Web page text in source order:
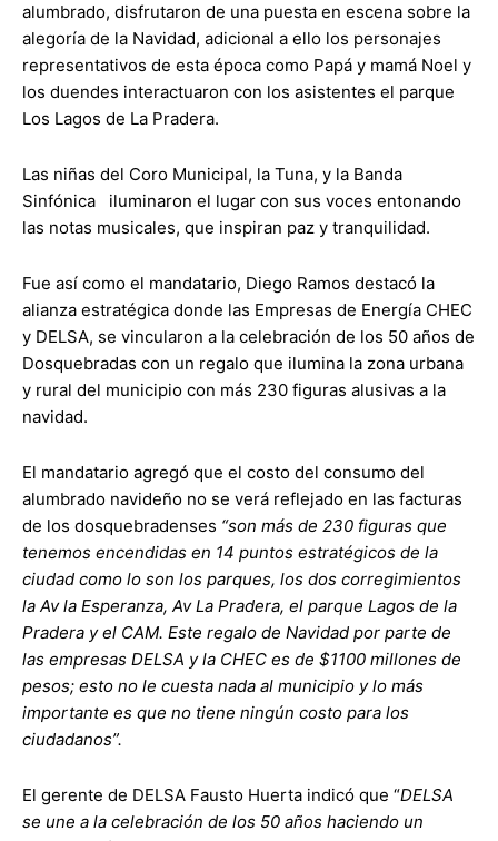
alumbrado, disfrutaron de una puesta en escena sobre la
alegoría de la Navidad, adicional a ello los personajes
representativos de esta época como Papá y mamá Noel y
los duendes interactuaron con los asistentes el parque
Los Lagos de La Pradera.
Las niñas del Coro Municipal, la Tuna, y la Banda
Sinfónica iluminaron el lugar con sus voces entonando
las notas musicales, que inspiran paz y tranquilidad.
Fue así como el mandatario, Diego Ramos destacó la
alianza estratégica donde las Empresas de Energía CHEC
y DELSA, se vincularon a la celebración de los 50 años de
Dosquebradas con un regalo que ilumina la zona urbana
y rural del municipio con más 230 figuras alusivas a la
navidad.
El mandatario agregó que el costo del consumo del
alumbrado navideño no se verá reflejado en las facturas
de los dosquebradenses “son más de 230 figuras que
tenemos encendidas en 14 puntos estratégicos de la
ciudad como lo son los parques, los dos corregimientos
la Av la Esperanza, Av La Pradera, el parque Lagos de la
Pradera y el CAM. Este regalo de Navidad por parte de
las empresas DELSA y la CHEC es de $1100 millones de
pesos; esto no le cuesta nada al municipio y lo más
importante es que no tiene ningún costo para los
ciudadanos”.
El gerente de DELSA Fausto Huerta indicó que “DELSA
se une a la celebración de los 50 años haciendo un